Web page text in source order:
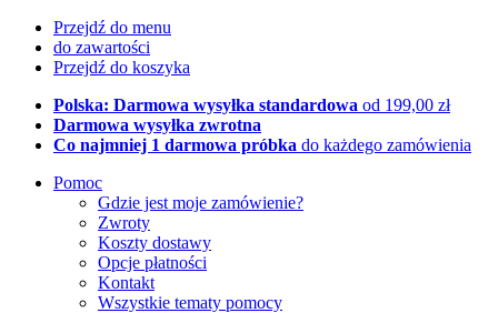
Przejdź do menu
do zawartości
Przejdź do koszyka
Polska: Darmowa wysyłka standardowa od 199,00 zł
Darmowa wysyłka zwrotna
Co najmniej 1 darmowa próbka do każdego zamówienia
Pomoc
Gdzie jest moje zamówienie?
Zwroty
Koszty dostawy
Opcje płatności
Kontakt
Wszystkie tematy pomocy